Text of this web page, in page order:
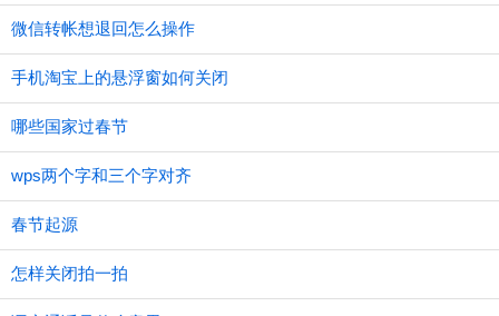
微信转帐想退回怎么操作
手机淘宝上的悬浮窗如何关闭
哪些国家过春节
wps两个字和三个字对齐
春节起源
怎样关闭拍一拍